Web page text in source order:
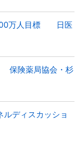
300万人目標 日医
保険薬局協会・杉
ディスカッショ